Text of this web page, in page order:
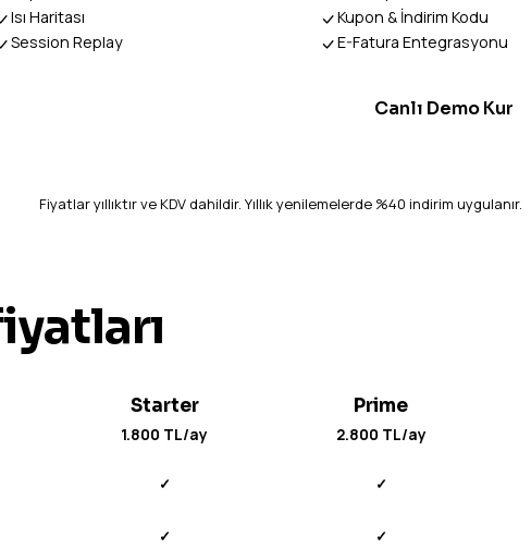
Isı Haritası
Session Replay
Kupon & İndirim Kodu
E-Fatura Entegrasyonu
Canlı Demo Kur
Fiyatlar yıllıktır ve KDV dahildir. Yıllık yenilemelerde %40 indirim uygulanır.
Starter
1.800 TL/ay
Prime
2.800 TL/ay
✓ ✓
✓ ✓